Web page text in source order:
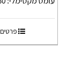
פרטים